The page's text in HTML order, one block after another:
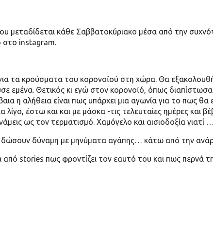
κάθε Σαββατοκύριακο μέσα από την
στο instagram.
τα κρούσματα του κορονοϊού στη χώρα. Θα
Θετικός κι εγώ στον κορονοϊό, όπως
αλήθεια είναι πως υπάρχει μια αγωνία για το πως θα
έστω και και με μάσκα -τις τελευταίες ημέρες και
ως τον τερματισμό. Χαμόγελο και αισιοδοξία γιατί
δώσουν δύναμη με μηνύματα αγάπης… κάτω από την
stories πως φροντίζει τον εαυτό του και πως περνά